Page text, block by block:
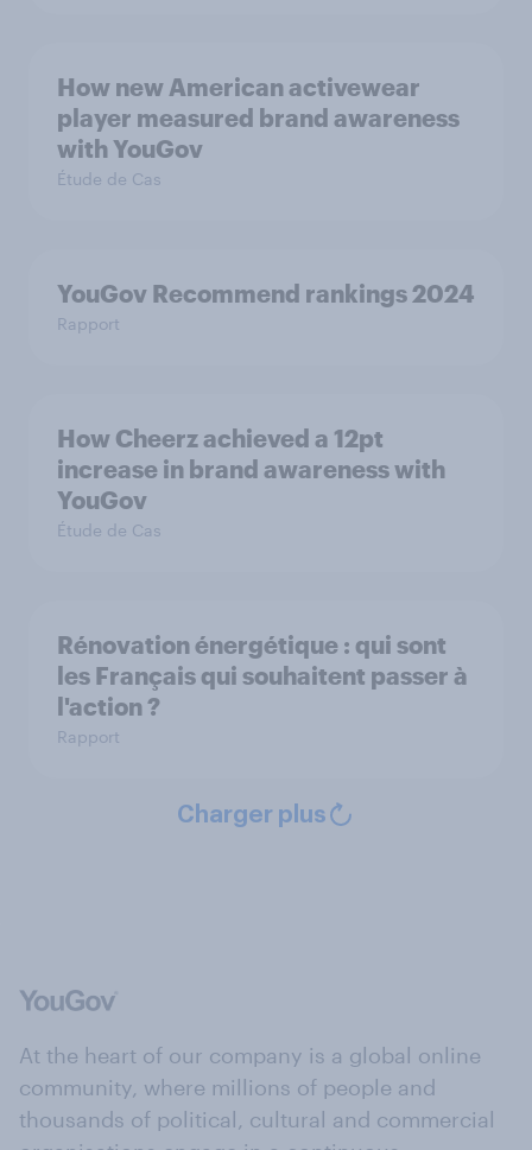
How new American activewear
player measured brand awareness
with YouGov
Étude de Cas
YouGov Recommend rankings 2024
Rapport
How Cheerz achieved a 12pt
increase in brand awareness with
YouGov
Étude de Cas
Rénovation énergétique : qui sont
les Français qui souhaitent passer à
l'action ?
Rapport
Charger plus
At the heart of our company is a global online
community, where millions of people and
thousands of political, cultural and commercial